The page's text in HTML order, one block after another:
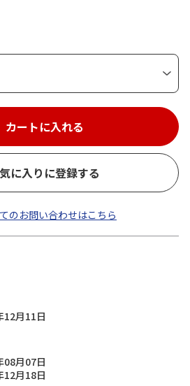
カートに入れる
に入りに登録する
のお問い合わせはこちら
12月11日
08月07日
12月18日